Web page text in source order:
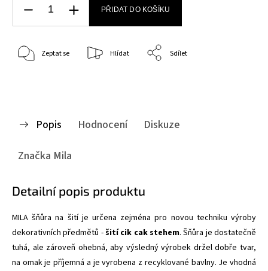
PŘIDAT DO KOŠÍKU
Zeptat se Hlídat Sdílet
Popis Hodnocení
Diskuze
Značka Mila
Detailní popis produktu
MILA šňůra na šití je určena zejména pro novou techniku výroby
dekorativních předmětů -šití cik cak stehem. Šňůra je dostatečně
tuhá, ale zároveň ohebná, aby výsledný výrobek držel dobře tvar,
na omak je příjemná a je vyrobena z recyklované bavlny. Je vhodná